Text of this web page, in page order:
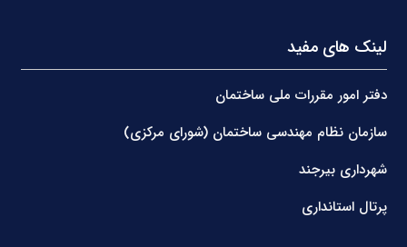
لینک های مفید
دفتر امور مقررات ملی ساختمان
سازمان نظام مهندسی ساختمان (شورای مرکزی)
شهرداری بیرجند
پرتال استانداری